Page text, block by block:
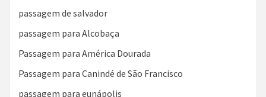
passagem de salvador
passagem para Alcobaça
Passagem para América Dourada
Passagem para Canindé de São Francisco
passagem para eunápolis